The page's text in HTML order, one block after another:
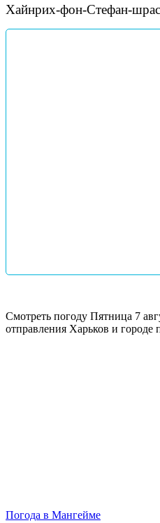
Хайнрих-фон-Стефан-
Смотреть погоду Пятница 7
отправления Харьков и
Погода в Мангейме